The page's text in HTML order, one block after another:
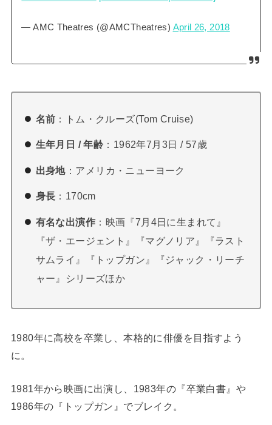
— AMC Theatres (@AMCTheatres) April 26, 2018
名前 ：トム・クルーズ(Tom Cruise)
生年月日 / 年齢 ：1962年7月3日 / 57歳
出身地：アメリカ・ニューヨーク
身長 ：170cm
有名な出演作 ：映画『7月4日に生まれて』
『ザ・エージェント』『マグノリア』『ラスト
サムライ』『トップガン』『ジャック・リーチ
ャー』シリーズほか
1980年に高校を卒業し、本格的に俳優を目指すよう
に。
1981年から映画に出演し、1983年の『卒業白書』や
1986年の『トップガン』でブレイク。